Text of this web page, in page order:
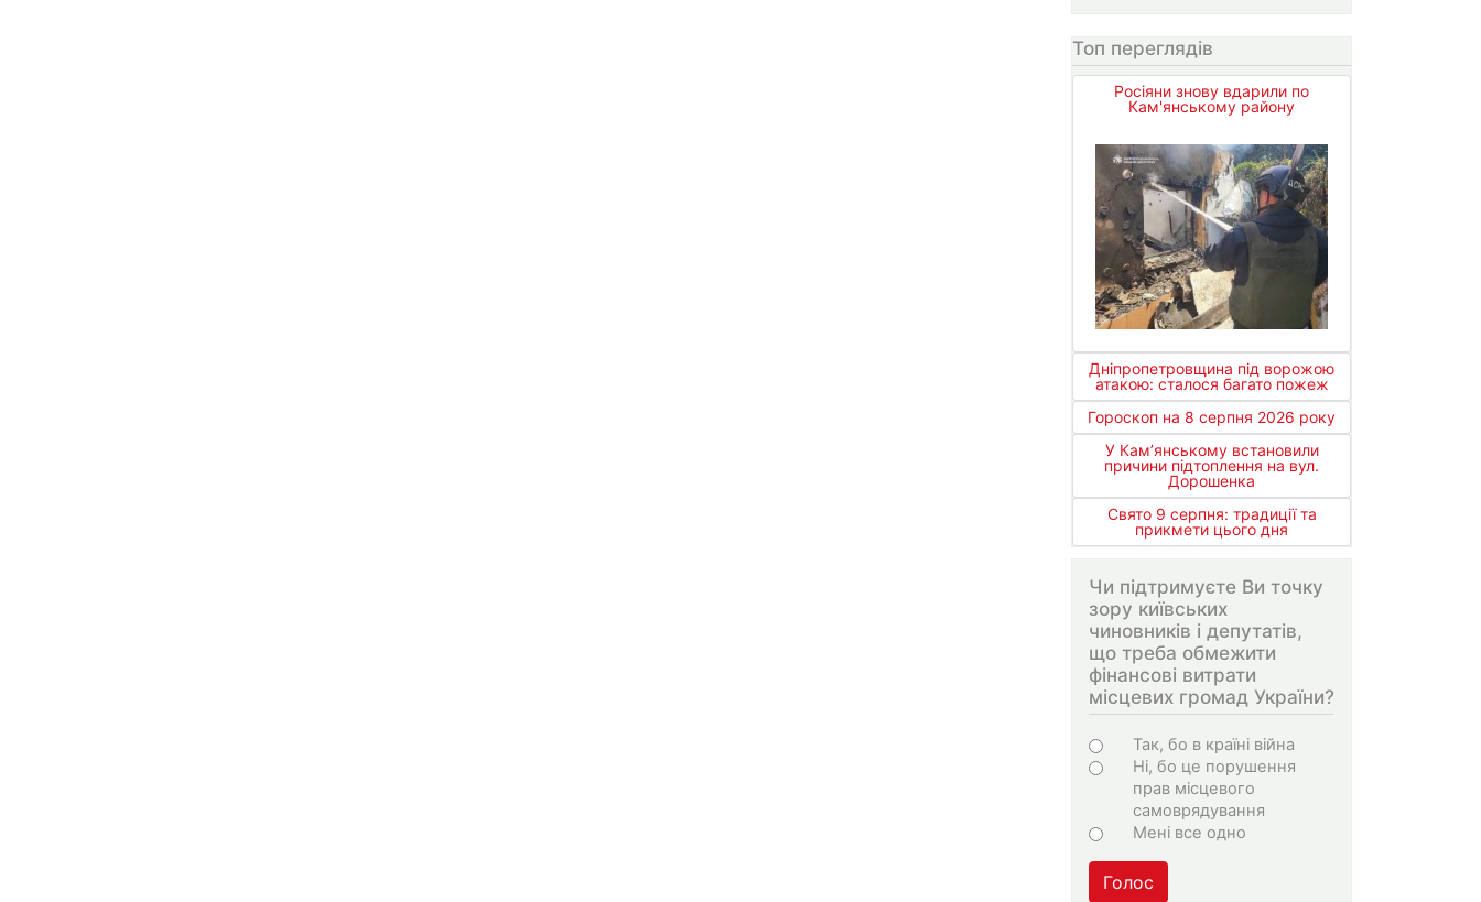
Топ переглядів
Росіяни знову вдарили по
Кам'янському району
Дніпропетровщина під ворожою
атакою: сталося багато пожеж
Гороскоп на 8 серпня 2026 року
У Кам’янському встановили
причини підтоплення на вул.
Дорошенка
Свято 9 серпня: традиції та
прикмети цього дня
Чи підтримуєте Ви точку
зору київських
чиновників і депутатів,
що треба обмежити
фінансові витрати
місцевих громад України?
Варіанти
Так, бо в країні війна
Ні, бо це порушення
прав місцевого
самоврядування
Мені все одно
Голос